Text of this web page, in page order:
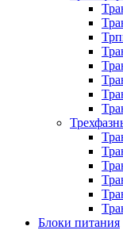
Блоки питания